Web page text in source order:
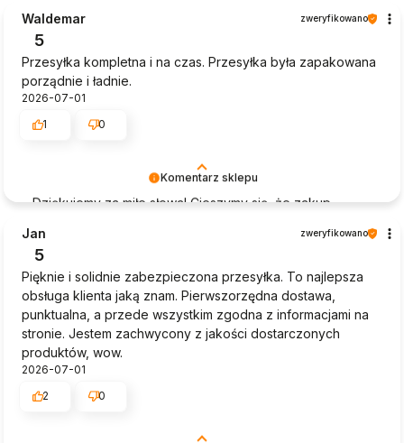
właściwym torze :) Z pozdrowieniami, obsługa sklepu.
Komentarz sklepu
Dziękujemy za miłe słowa! Cieszymy się, że zakup
odpowiednią obsługę tak świetnym klientom. Dziękujemy
raz jeszcze!
Waldemar zweryfikowano
5
Przesyłka kompletna i na czas. Przesyłka była zapakowana
porządnie i ładnie.
2026-07-01
1
0
Jan zweryfikowano
5
Pięknie i solidnie zabezpieczona przesyłka. To najlepsza
obsługa klienta jaką znam. Pierwszorzędna dostawa,
punktualna, a przede wszystkim zgodna z informacjami na
stronie. Jestem zachwycony z jakości dostarczonych
produktów, wow.
2026-07-01
2
0